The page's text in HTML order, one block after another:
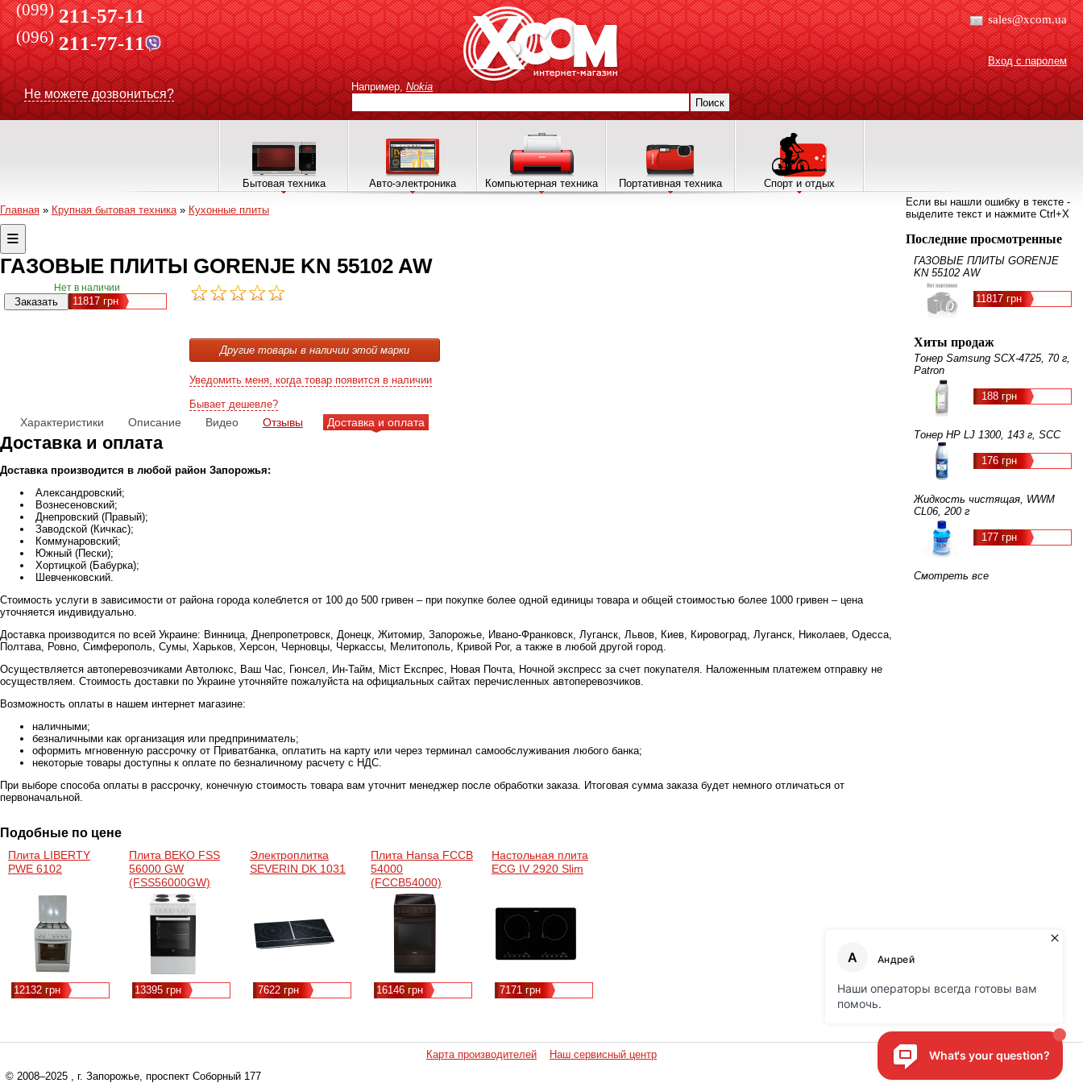
(099) 211-57-11
(096)211-77-11
Не можете дозвониться?
sales@xcom.ua
Вход с паролем
Например, Nokia
Поиск
Бытовая техника Авто-электроника Компьютерная техника Портативная техника Спорт и отдых
Главная » Крупная бытовая техника» Кухонные плиты
ГАЗОВЫЕ ПЛИТЫ GORENJE KN 55102 AW
Нет в наличии
11817 грн
Другие товары в наличии этой марки
Уведомить меня, когда товар появится в наличии
Бывает дешевле?
Характеристики Описание Видео Отзывы Доставка и оплата
Доставка и оплата
Доставка производится в любой район Запорожья:
Александровский;
Вознесеновский;
Днепровский (Правый);
Заводской (Кичкас);
Коммунаровский;
Южный (Пески);
Хортицкой (Бабурка);
Шевченковский.
Стоимость услуги в зависимости от района города колеблется от 100 до 500 гривен – при покупке более одной единицы товара и общей стоимостью более 1000 гривен – цена
уточняется индивидуально.
Доставка производится по всей Украине: Винница, Днепропетровск, Донецк, Житомир, Запорожье, Ивано-Франковск, Луганск, Львов, Киев, Кировоград, Луганск, Николаев, Одесса,
Полтава, Ровно, Симферополь, Сумы, Харьков, Херсон, Черновцы, Черкассы, Мелитополь, Кривой Рог, а также в любой другой город.
Осуществляется автоперевозчиками Автолюкс, Ваш Час, Гюнсел, Ин-Тайм, Міст Експрес, Новая Почта, Ночной экспресс за счет покупателя. Наложенным платежем отправку не
осуществляем. Стоимость доставки по Украине уточняйте пожалуйста на официальных сайтах перечисленных автоперевозчиков.
Возможность оплаты в нашем интернет магазине:
наличными;
безналичными как организация или предприниматель;
оформить мгновенную рассрочку от Приватбанка, оплатить на карту или через терминал самообслуживания любого банка;
некоторые товары доступны к оплате по безналичному расчету с НДС.
При выборе способа оплаты в рассрочку, конечную стоимость товара вам уточнит менеджер после обработки заказа. Итоговая сумма заказа будет немного отличаться от
первоначальной.
Подобные по цене
Плита LIBERTY
PWE 6102
12132 грн
Плита BEKO FSS
56000 GW
(FSS56000GW)
13395 грн
Электроплитка
SEVERIN DK 1031
7622 грн
Плита Hansa FCCB
54000
(FCCB54000)
16146 грн
Настольная плита
ECG IV 2920 Slim
7171 грн
Если вы нашли ошибку в тексте -
выделите текст и нажмите Ctrl+X
Последние просмотренные
ГАЗОВЫЕ ПЛИТЫ GORENJE
KN 55102 AW
11817 грн
Хиты продаж
Тонер Samsung SCX-4725, 70 г,
Patron
188 грн
Тонер HP LJ 1300, 143 г, SCC
176 грн
Жидкость чистящая, WWM
CL06, 200 г
177 грн
Смотреть все
Карта производителей
Наш сервисный центр
© 2008–2025 , г. Запорожье, проспект Соборный 177